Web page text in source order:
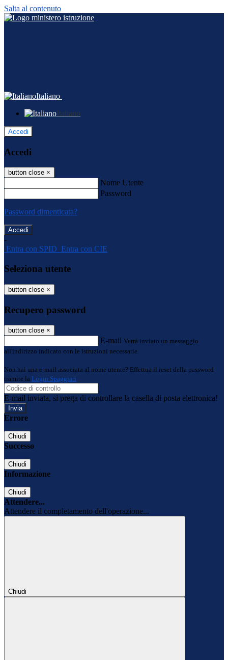
Salta al contenuto
Italiano
Italiano
Accedi
Accedi
button close ×
Nome Utente
Password
Password dimenticata?
-
Entra con SPID Entra con CIE
Seleziona utente
button close ×
Recupero password
button close ×
E-mail Verrà inviato un messaggio
all'indirizzo indicato con le istruzioni necessarie.
Non hai una e-mail associata al nome utente? Effettua il reset della password
tramite la Login Spaggiari
E-mail inviata, si prega di controllare la casella di posta elettronica!
Errore
Chiudi
Successo
Chiudi
Informazione
Chiudi
Attendere...
Attendere il completamento dell'operazione...
Chiudi